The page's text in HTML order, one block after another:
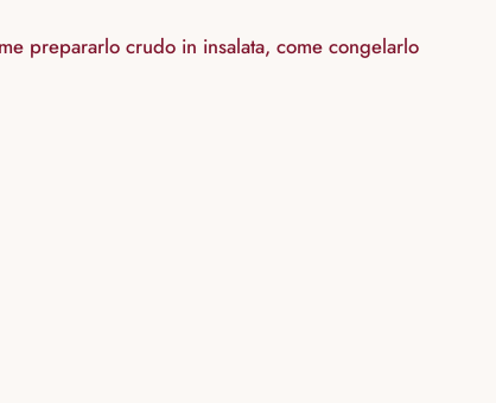
prepararlo crudo in insalata, come congelarlo